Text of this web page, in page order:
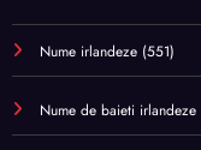
Nume irlandeze (551)
Nume de baieti irlandeze